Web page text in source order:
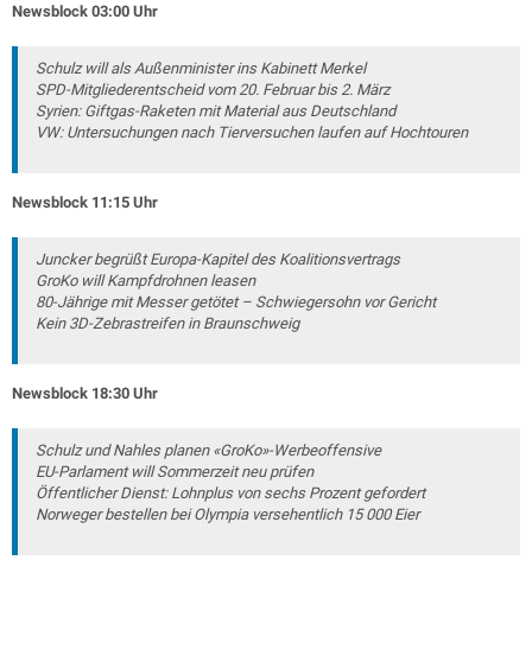
Newsblock 03:00 Uhr
Schulz will als Außenminister ins Kabinett Merkel
SPD-Mitgliederentscheid vom 20. Februar bis 2. März
Syrien: Giftgas-Raketen mit Material aus Deutschland
VW: Untersuchungen nach Tierversuchen laufen auf Hochtouren
Newsblock 11:15 Uhr
Juncker begrüßt Europa-Kapitel des Koalitionsvertrags
GroKo will Kampfdrohnen leasen
80-Jährige mit Messer getötet – Schwiegersohn vor Gericht
Kein 3D-Zebrastreifen in Braunschweig
Newsblock 18:30 Uhr
Schulz und Nahles planen «GroKo»-Werbeoffensive
EU-Parlament will Sommerzeit neu prüfen
Öffentlicher Dienst: Lohnplus von sechs Prozent gefordert
Norweger bestellen bei Olympia versehentlich 15 000 Eier